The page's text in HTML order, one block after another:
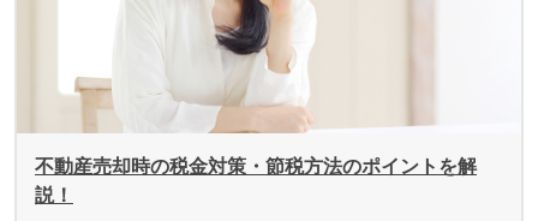
不動産売却時の税金対策・節税方法のポイントを解
説！